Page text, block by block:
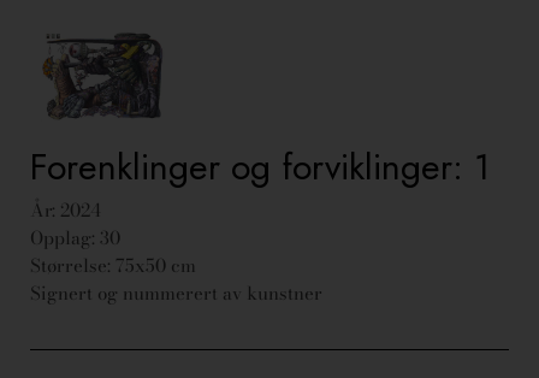
Forenklinger og forviklinger: 1
År: 2024
Opplag: 30
Størrelse: 75x50 cm
Signert og nummerert av kunstner